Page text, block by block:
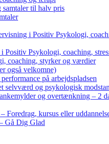
samtaler til halv pris
i Positiv Psykologi,
Positiv Psykologi, coaching,
coaching, styrker og værdier
også velkomne)
på arbejdspladsen
selvværd og psykologisk
og overtænkning – 2
Foredrag, kursus eller
Gå Dig Glad